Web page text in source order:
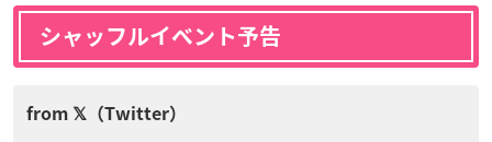
シャッフルイベント予告